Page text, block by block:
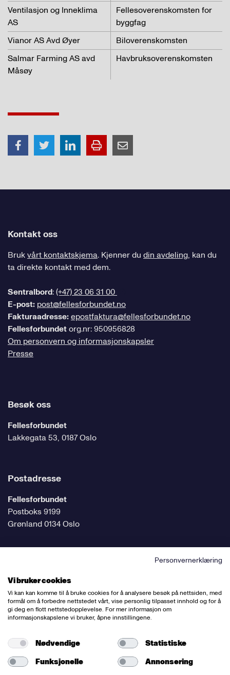
Ventilasjon og Inneklima
AS
Fellesoverenskomsten for
byggfag
Vianor AS Avd Øyer
Biloverenskomsten
Salmar Farming AS avd
Måsøy
Havbruksoverenskomsten
Kontakt oss
Brukvårt kontaktskjema. Kjenner du din avdeling, kan du
ta direkte kontakt med dem.
Sentralbord:(+47) 23 06 31 00
E-post: post@fellesforbundet.no
Fakturaadresse:epostfaktura@fellesforbundet.no
Fellesforbundetorg.nr: 950956828
Om personvern og informasjonskapsler
Presse
Besøk oss
Fellesforbundet
Lakkegata 53, 0187 Oslo
Postadresse
Fellesforbundet
Postboks 9199
Grønland 0134 Oslo
Følg oss på sosiale medier
Nettredaktør:Willy Bergsnov
Varsling og etiske retningslinjer
Personvernerklæring
Vi bruker cookies
Vi kan kan komme til å bruke cookies for å analysere besøk på nettsiden, med
formål om å forbedre nettstedet vårt, vise personlig tilpasset innhold og for å
gi deg en flott nettstedopplevelse. For mer informasjon om
informasjonskapslene vi bruker, åpne innstillingene.
Nødvendige
Statistiske
Funksjonelle
Annonsering